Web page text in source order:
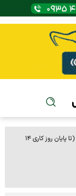
🔴 اکسل جامع داده‌های بازار سرمایه (تا پایان روز کاری ۱۴